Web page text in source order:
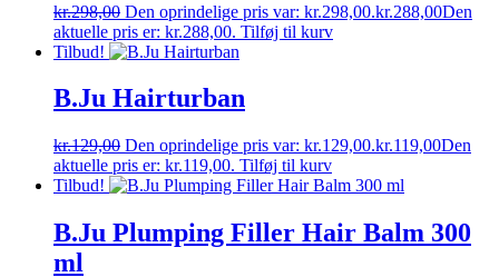
kr.298,00 Den oprindelige pris var: kr.298,00.kr.288,00Den
aktuelle pris er: kr.288,00. Tilføj til kurv
Tilbud!
B.Ju Hairturban
kr.129,00 Den oprindelige pris var: kr.129,00.kr.119,00Den
aktuelle pris er: kr.119,00. Tilføj til kurv
Tilbud!
B.Ju Plumping Filler Hair Balm 300
ml